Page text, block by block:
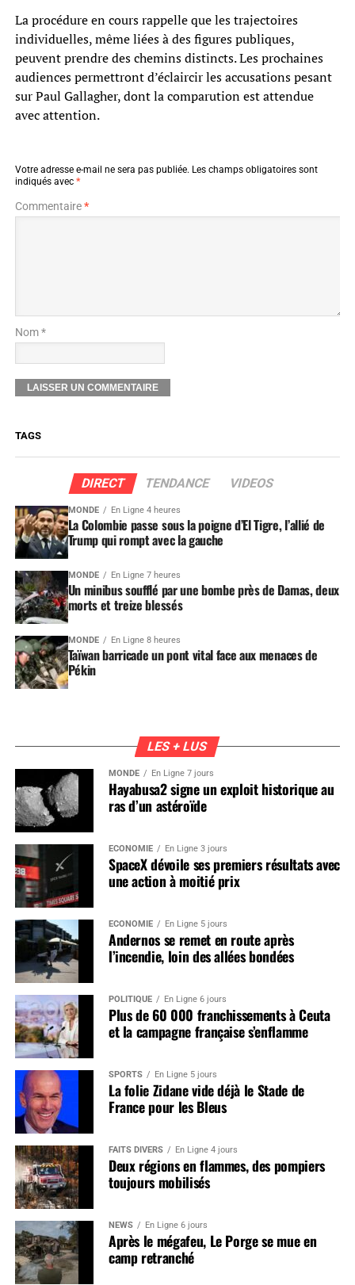
La procédure en cours rappelle que les trajectoires
individuelles, même liées à des figures publiques,
peuvent prendre des chemins distincts. Les prochaines
audiences permettront d’éclaircir les accusations pesant
sur Paul Gallagher, dont la comparution est attendue
avec attention.
Votre adresse e-mail ne sera pas publiée. Les champs obligatoires sont
indiqués avec *
Commentaire*
Nom *
TAGS
DIRECT TENDANCE VIDEOS
MONDE En Ligne 4 heures
La Colombie passe sous la poigne d’El Tigre, l’allié de
Trump qui rompt avec la gauche
MONDE En Ligne 7 heures
Un minibus soufflé par une bombe près de Damas, deux
morts et treize blessés
MONDE En Ligne 8 heures
Taïwan barricade un pont vital face aux menaces de
Pékin
LES + LUS
MONDE En Ligne 7 jours
Hayabusa2 signe un exploit historique au
ras d’un astéroïde
ÉCONOMIE En Ligne 3 jours
SpaceX dévoile ses premiers résultats avec
une action à moitié prix
ÉCONOMIE En Ligne 5 jours
Andernos se remet en route après
l’incendie, loin des allées bondées
POLITIQUE En Ligne 6 jours
Plus de 60 000 franchissements à Ceuta
et la campagne française s’enflamme
SPORTS En Ligne 5 jours
La folie Zidane vide déjà le Stade de
France pour les Bleus
FAITS DIVERS En Ligne 4 jours
Deux régions en flammes, des pompiers
toujours mobilisés
NEWS En Ligne 6 jours
Après le mégafeu, Le Porge se mue en
camp retranché